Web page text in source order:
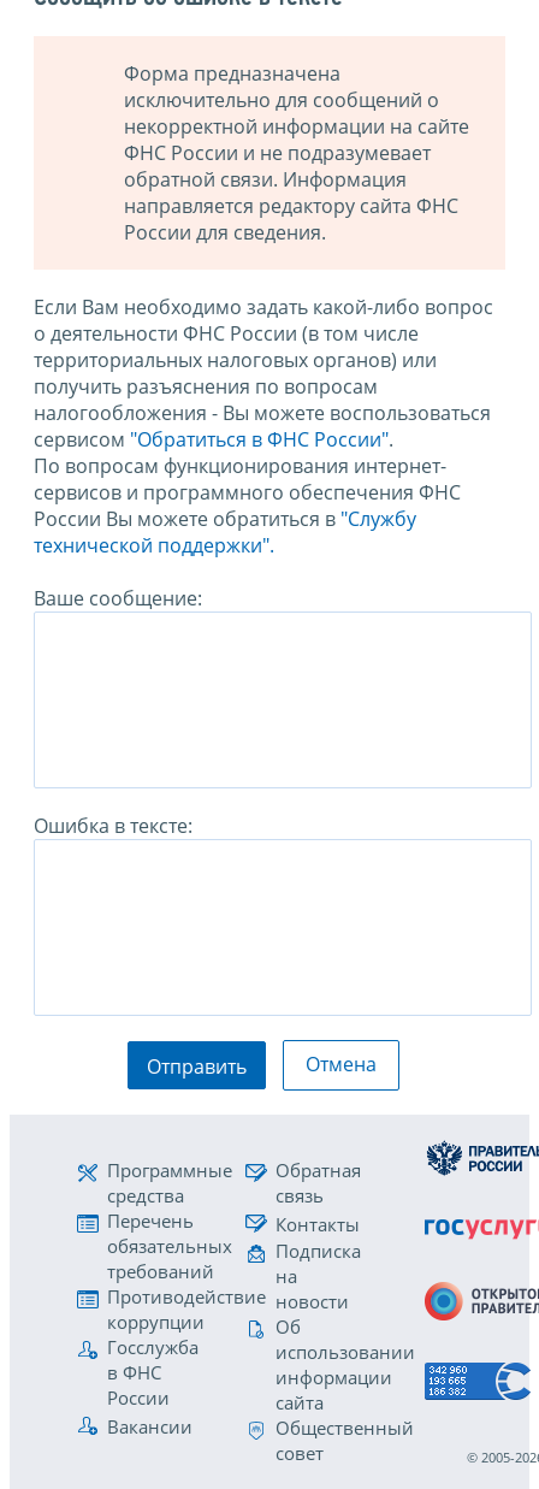
Форма предназначена
исключительно для сообщений о
некорректной информации на сайте
ФНС России и не подразумевает
обратной связи. Информация
направляется редактору сайта ФНС
России для сведения.
Если Вам необходимо задать какой-либо вопрос
о деятельности ФНС России (в том числе
территориальных налоговых органов) или
получить разъяснения по вопросам
налогообложения - Вы можете воспользоваться
сервисом "Обратиться в ФНС России".
По вопросам функционирования интернет-
сервисов и программного обеспечения ФНС
России Вы можете обратиться в "Службу
технической поддержки".
Ваше сообщение:
Ошибка в тексте:
Отправить Отмена
Программные
средства
Перечень
обязательных
требований
Противодействие
коррупции
Госслужба
в ФНС
России
Вакансии
Обратная
связь
Контакты
Подписка
на
новости
Об
использовании
информации
сайта
Общественный
совет
© 2005-